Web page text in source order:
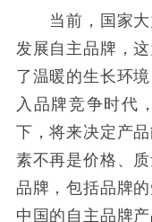
当前，国家大
发展自主品牌，
了温暖的生长环
入品牌竞争时代
下，将来决定产
素不再是价格、
品牌，包括品牌
中国的自主品牌